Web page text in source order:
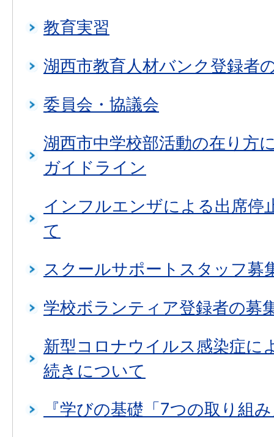
教育実習
湖西市教育人材バンク登録者
委員会・協議会
湖西市中学校部活動の在り方
ガイドライン
インフルエンザによる出席停
て
スクールサポートスタッフ募
学校ボランティア登録者の募
新型コロナウイルス感染症に
続きについて
『学びの基礎「7つの取り組